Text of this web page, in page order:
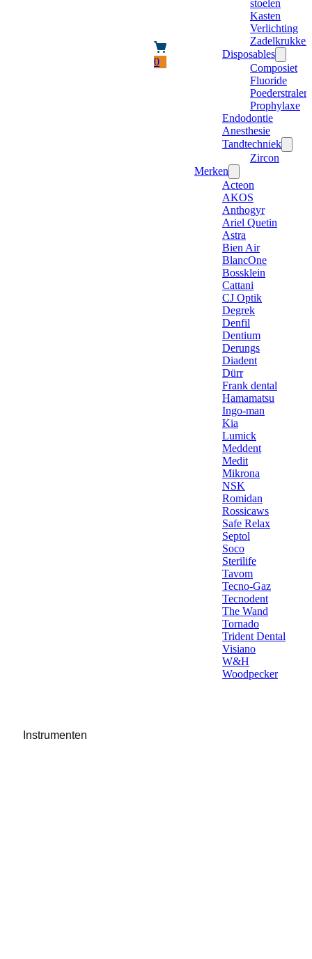
0
stoelen
Kasten
Verlichting
Zadelkrukken
Disposables
Composiet
Fluoride
Poederstraler
Prophylaxe
Endodontie
Anesthesie
Tandtechniek
Zircon
Merken
Acteon
AKOS
Anthogyr
Ariel Quetin
Astra
Bien Air
BlancOne
Bossklein
Cattani
CJ Optik
Degrek
Denfil
Dentium
Derungs
Diadent
Dürr
Frank dental
Hamamatsu
Ingo-man
Kia
Lumick
Meddent
Medit
Mikrona
NSK
Romidan
Rossicaws
Safe Relax
Septol
Soco
Sterilife
Tavom
Tecno-Gaz
Tecnodent
The Wand
Tornado
Trident Dental
Visiano
W&H
Woodpecker
Instrumenten